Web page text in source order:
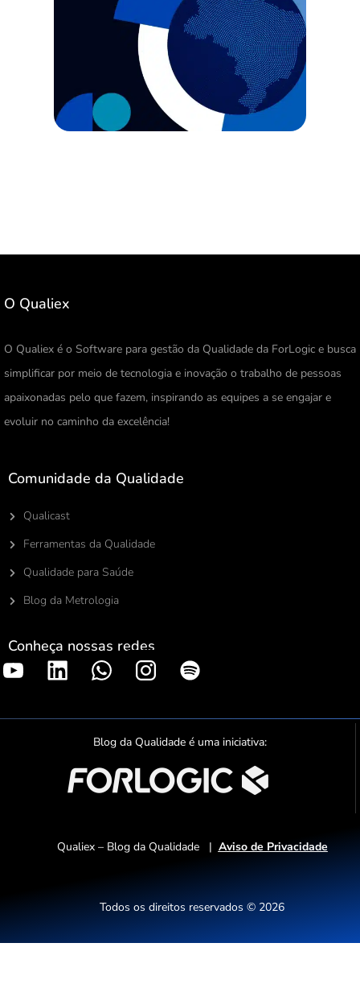
O Qualiex
O Qualiex é o Software para gestão da Qualidade da ForLogic e busca
simplificar por meio de tecnologia e inovação o trabalho de pessoas
apaixonadas pelo que fazem, inspirando as equipes a se engajar e
evoluir no caminho da excelência!
Comunidade da Qualidade
Qualicast
Ferramentas da Qualidade
Qualidade para Saúde
Blog da Metrologia
Conheça nossas redes
S
o
t
i
f
y
Blog da Qualidade é uma iniciativa:
Qualiex – Blog da Qualidade | Aviso de Privacidade
Todos os direitos reservados © 2026